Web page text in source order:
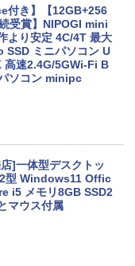
ト】【新生活応援・
H&B】Panasonic
512GB/1TB/1
Windows10
Toshiba dynabook
付き】【12GB+256
受賞】NIPOGI mini
より安定 4C/4T 最大
SSD ミニパソコン U
高速2.4G/5GWi-Fi B
ソコン minipc
]一体型デスクトッ
型 Windows11 Offic
i5 メモリ8GB SSD2
マウス付属